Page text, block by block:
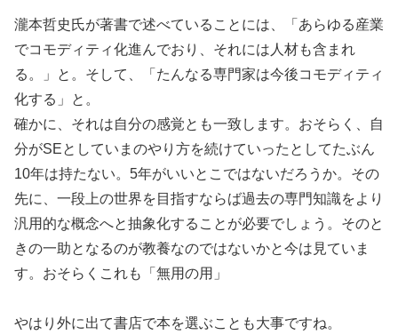
瀧本哲史氏が著書で述べていることには、「あらゆる産業
でコモディティ化進んでおり、それには人材も含まれ
る。」と。そして、「たんなる専門家は今後コモディティ
化する」と。
確かに、それは自分の感覚とも一致します。おそらく、自
分がSEとしていまのやり方を続けていったとしてたぶん
10年は持たない。5年がいいとこではないだろうか。その
先に、一段上の世界を目指すならば過去の専門知識をより
汎用的な概念へと抽象化することが必要でしょう。そのと
きの一助となるのが教養なのではないかと今は見ていま
す。おそらくこれも「無用の用」
やはり外に出て書店で本を選ぶことも大事ですね。